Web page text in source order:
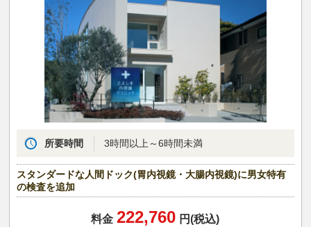
所要時間 3時間以上～6時間未満
スタンダードな人間ドック(胃内視鏡・大腸内視鏡)に男女特有
の検査を追加
料金 222,760 円(税込)